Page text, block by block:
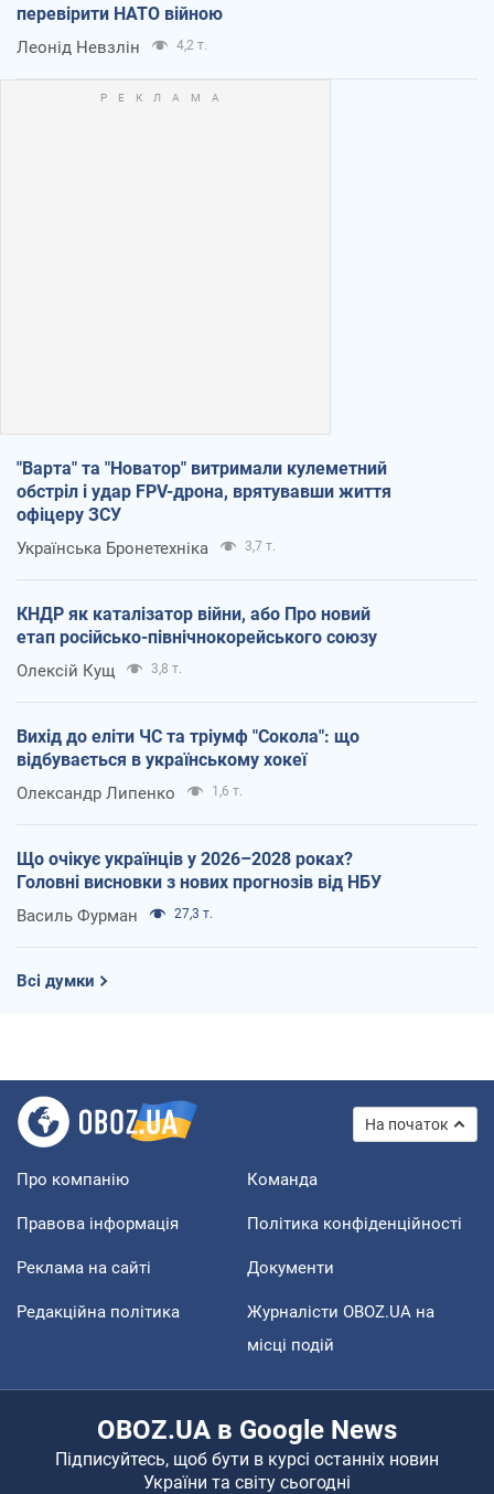
перевірити НАТО війною
Леонід Невзлін 4,2 т.
"Варта" та "Новатор" витримали кулеметний
обстріл і удар FPV-дрона, врятувавши життя
офіцеру ЗСУ
Українська Бронетехніка 3,7 т.
КНДР як каталізатор війни, або Про новий
етап російсько-північнокорейського союзу
Олексій Кущ 3,8 т.
Вихід до еліти ЧС та тріумф "Сокола": що
відбувається в українському хокеї
Олександр Липенко 1,6 т.
Що очікує українців у 2026–2028 роках?
Головні висновки з нових прогнозів від НБУ
Василь Фурман 27,3 т.
Всі думки
На початок
Про компанію Команда
Правова інформація Політика конфіденційності
Реклама на сайті Документи
Редакційна політика
Журналісти OBOZ.UA на
місці подій
OBOZ.UA в Google News
Підписуйтесь, щоб бути в курсі останніх новин
України та світу сьогодні